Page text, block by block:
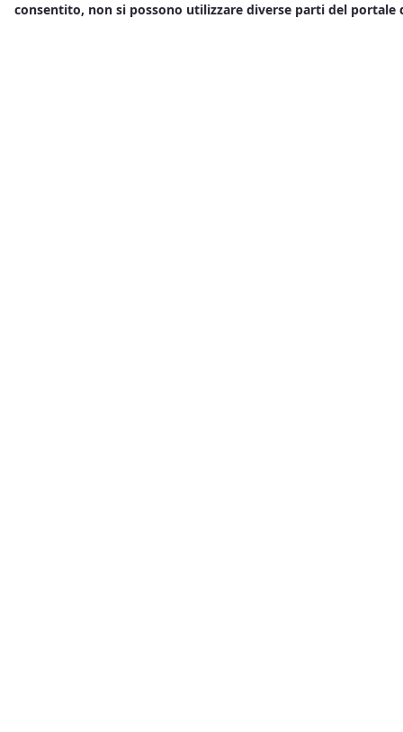
consentito, non si possono utilizzare diverse parti del portale